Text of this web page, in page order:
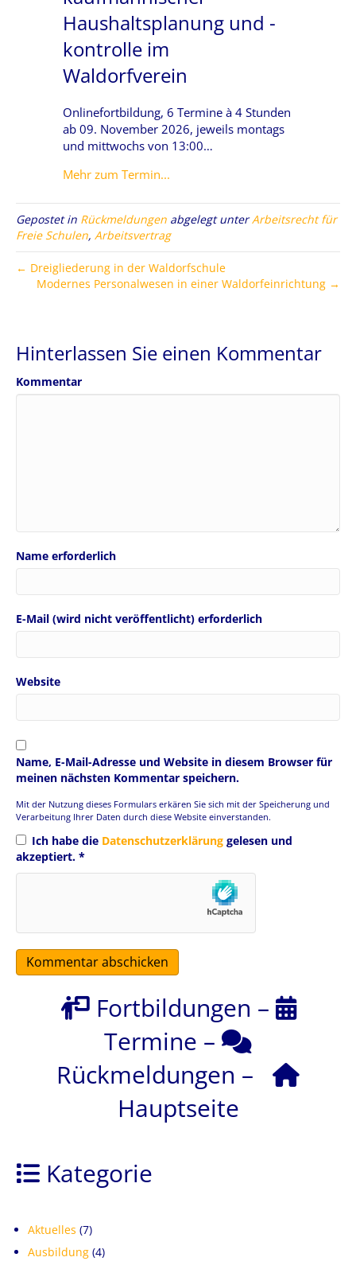
Haushaltsplanung und -
kontrolle im
Waldorfverein
Onlinefortbildung, 6 Termine à 4 Stunden
ab 09. November 2026, jeweils montags
und mittwochs von 13:00…
Mehr zum Termin...
Gepostet in Rückmeldungen abgelegt unterArbeitsrecht für
Freie Schulen, Arbeitsvertrag
← Dreigliederung in der Waldorfschule
Modernes Personalwesen in einer Waldorfeinrichtung →
Hinterlassen Sie einen Kommentar
Kommentar
Name erforderlich
E-Mail (wird nicht veröffentlicht) erforderlich
Website
Name, E-Mail-Adresse und Website in diesem Browser für
meinen nächsten Kommentar speichern.
Mit der Nutzung dieses Formulars erkären Sie sich mit der Speicherung und
Verarbeitung Ihrer Daten durch diese Website einverstanden.
Ich habe die Datenschutzerklärung gelesen und
akzeptiert. *
Fortbildungen –
Termine –
Rückmeldungen –
Hauptseite
Kategorie
Aktuelles (7)
Ausbildung (4)